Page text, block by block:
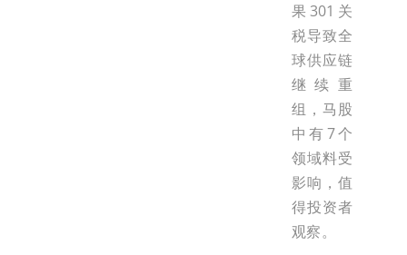
果301关
税导致全
球供应链
继续重
组，马股
中有7个
领域料受
影响，值
得投资者
观察。